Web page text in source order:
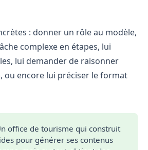
: donner un rôle au modèle,
complexe en étapes, lui
lui demander de raisonner
ou encore lui préciser le format
office de tourisme qui construit
pour générer ses contenus